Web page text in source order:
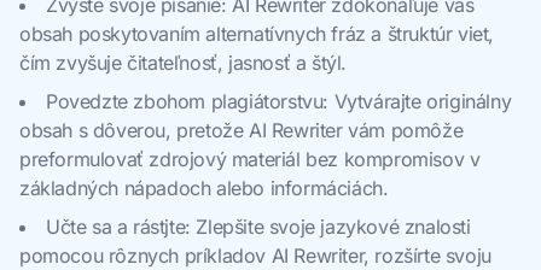
Zvýšte svoje písanie: AI Rewriter zdokonaľuje váš
obsah poskytovaním alternatívnych fráz a štruktúr viet,
čím zvyšuje čitateľnosť, jasnosť a štýl.
Povedzte zbohom plagiátorstvu: Vytvárajte originálny
obsah s dôverou, pretože AI Rewriter vám pomôže
preformulovať zdrojový materiál bez kompromisov v
základných nápadoch alebo informáciách.
Učte sa a rástjte: Zlepšite svoje jazykové znalosti
pomocou rôznych príkladov AI Rewriter, rozšírte svoju